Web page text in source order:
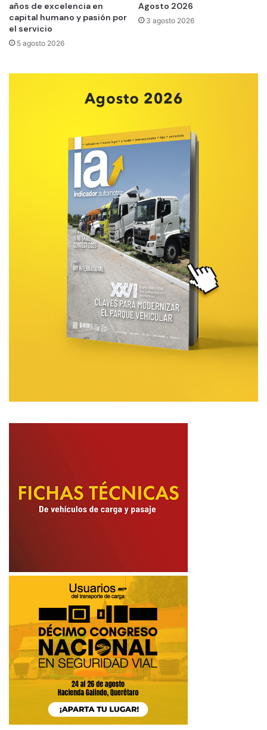
años de excelencia en
capital humano y pasión por
el servicio
5 agosto 2026
Agosto 2026
3 agosto 2026